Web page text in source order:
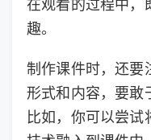
在观看的过程中，
趣。
制作课件时，还要
形式和内容，要敢
比如，你可以尝试